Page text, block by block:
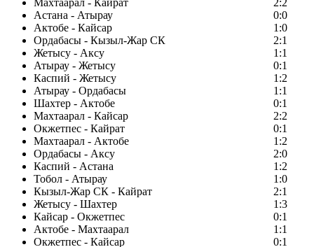
Махтаарал - Кайрат
2:2
Астана - Атырау
0:0
Актобе - Кайсар
1:0
Ордабасы - Кызыл-Жар СК
2:1
Жетысу - Аксу
1:1
Атырау - Жетысу
0:1
Каспий - Жетысу
1:2
Атырау - Ордабасы
1:1
Шахтер - Актобе
0:1
Махтаарал - Кайсар
2:2
Окжетпес - Кайрат
0:1
Махтаарал - Актобе
1:2
Ордабасы - Аксу
2:0
Каспий - Астана
1:2
Тобол - Атырау
1:0
Кызыл-Жар СК - Кайрат
2:1
Жетысу - Шахтер
1:3
Кайсар - Окжетпес
0:1
Актобе - Махтаарал
1:1
Окжетпес - Кайсар
0:1